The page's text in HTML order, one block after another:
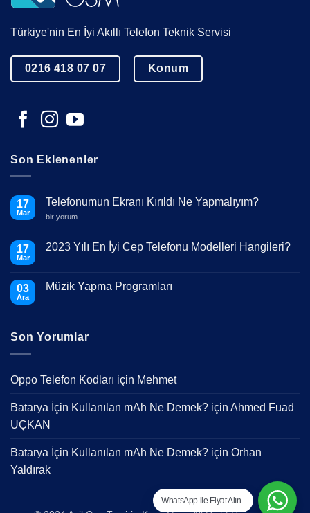
Türkiye'nin En İyi Akıllı Telefon Teknik Servisi
0216 418 07 07 Konum
Son Eklenenler
17
Mar
Telefonumun Ekranı Kırıldı Ne Yapmalıyım?
Telefonumun
Ne
Yapmalıyım?
bir yorum
17
Mar
2023 Yılı En İyi Cep Telefonu Modelleri Hangileri?
Yılı
Modelleri
Hangileri?
03
Ara
Müzik Yapma Programları
Programları
Son Yorumlar
Oppo Telefon Kodları için Mehmet
Batarya İçin Kullanılan mAh Ne Demek? için Ahmed Fuad
UÇKAN
Batarya İçin Kullanılan mAh Ne Demek? için Orhan
Yaldırak
WhatsApp ile Fiyat Alın